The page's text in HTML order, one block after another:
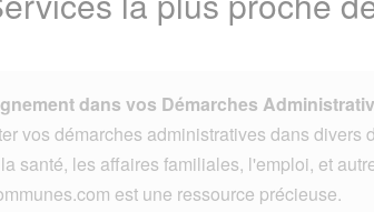
dans vos Démarches
vos démarches administratives dans divers
santé, les affaires familiales, l'emploi, et
est une ressource précieuse.